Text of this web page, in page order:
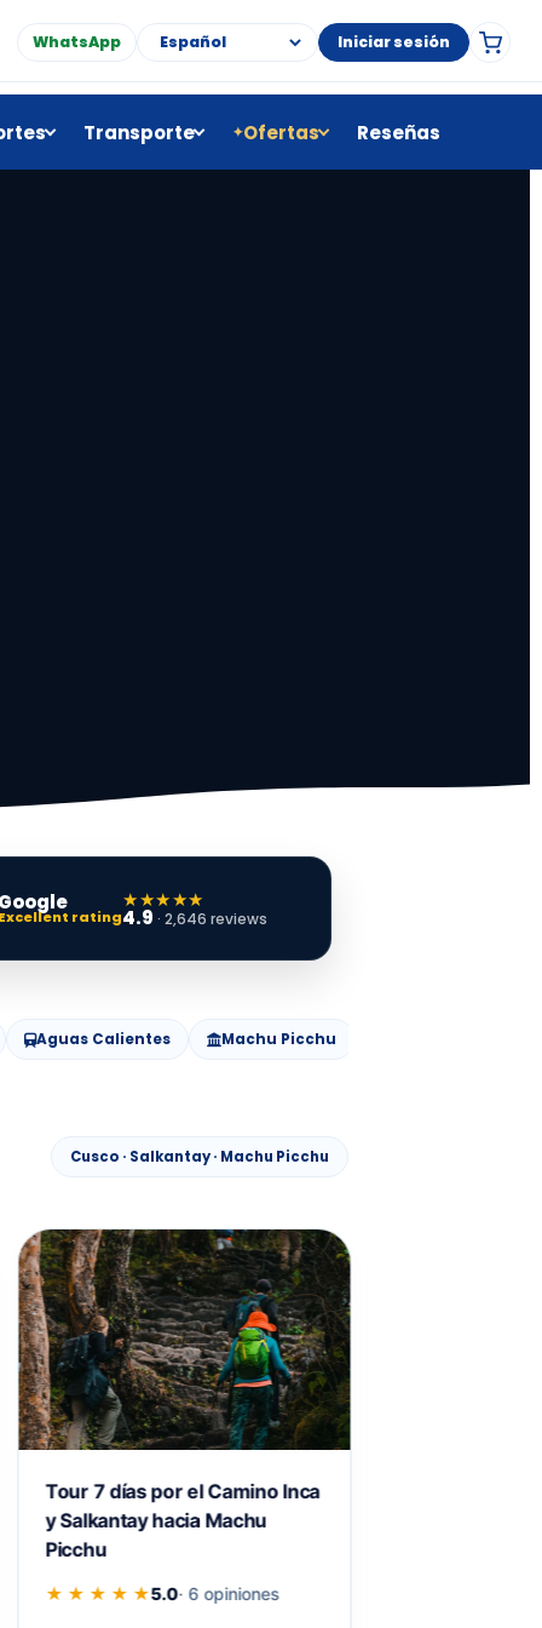
WhatsApp Iniciar sesión
Transporte ✦Ofertas Reseñas
Google
Excellent rating
★★★★★
4.9 · 2,646 reviews
Aguas Calientes Machu Picchu
Cusco · Salkantay · Machu Picchu
Tour 7 días por el Camino Inca
y Salkantay hacia Machu
Picchu
★ ★ ★ ★ ★5.0· 6 opiniones